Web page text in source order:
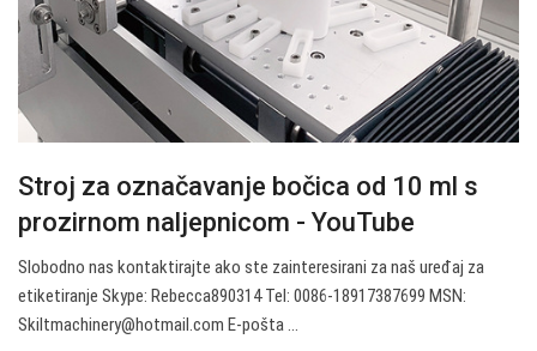
Stroj za označavanje bočica od 10 ml s
prozirnom naljepnicom - YouTube
Slobodno nas kontaktirajte ako ste zainteresirani za naš uređaj za
etiketiranje Skype: Rebecca890314 Tel: 0086-18917387699 MSN:
Skiltmachinery@hotmail.com E-pošta ...